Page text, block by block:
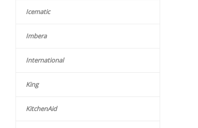
Icematic
Imbera
International
King
KitchenAid